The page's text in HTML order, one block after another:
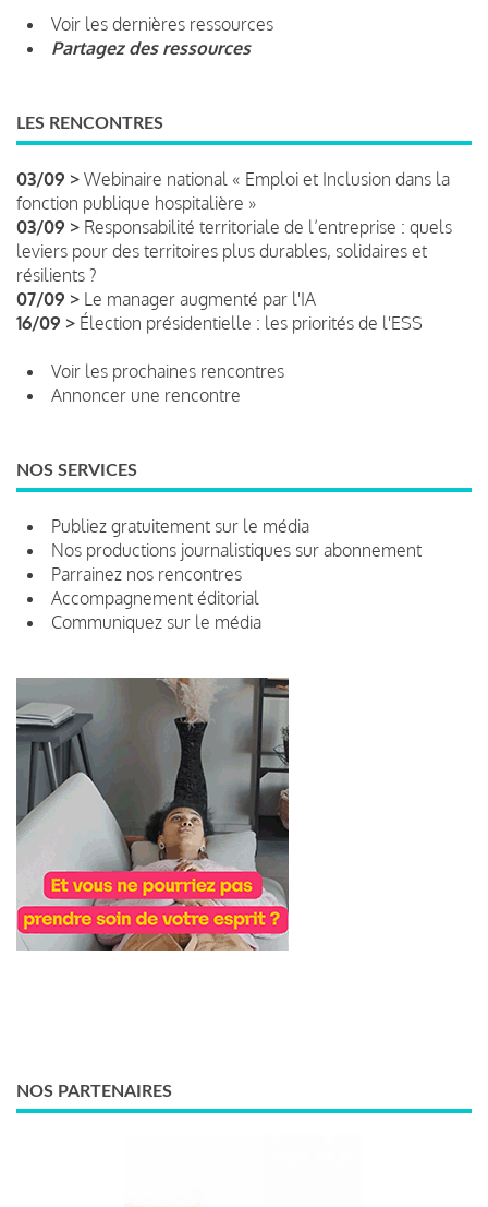
Voir les dernières ressources
Partagez des ressources
LES RENCONTRES
03/09 > Webinaire national « Emploi et Inclusion dans la
fonction publique hospitalière »
03/09 > Responsabilité territoriale de l’entreprise : quels
leviers pour des territoires plus durables, solidaires et
résilients ?
07/09 > Le manager augmenté par l'IA
16/09 > Élection présidentielle : les priorités de l'ESS
Voir les prochaines rencontres
Annoncer une rencontre
NOS SERVICES
Publiez gratuitement sur le média
Nos productions journalistiques sur abonnement
Parrainez nos rencontres
Accompagnement éditorial
Communiquez sur le média
NOS PARTENAIRES